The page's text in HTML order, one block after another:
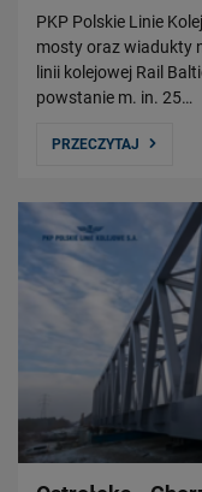
PKP Polskie Linie
mosty oraz wiadukty
linii kolejowej Rail
powstanie m. in. 25…
PRZECZYTAJ